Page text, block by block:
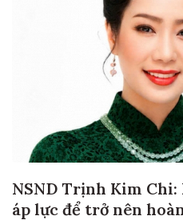
NSND Trịnh Kim
áp lực để trở nên